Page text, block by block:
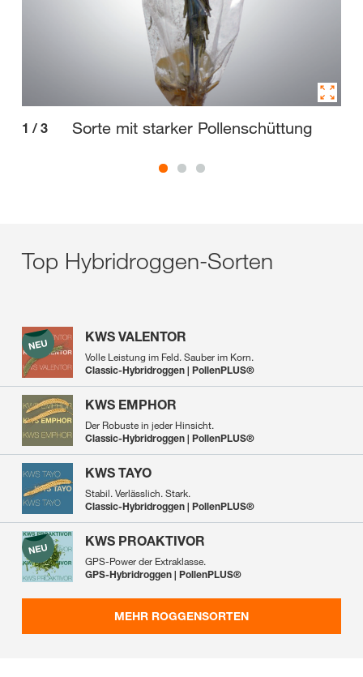
1 / 3 Sorte mit starker Pollenschüttung
Top Hybridroggen-Sorten
KWS VALENTOR
Volle Leistung im Feld. Sauber im Korn.
Classic-Hybridroggen | PollenPLUS®
KWS EMPHOR
Der Robuste in jeder Hinsicht.
Classic-Hybridroggen | PollenPLUS®
KWS TAYO
Stabil. Verlässlich. Stark.
Classic-Hybridroggen | PollenPLUS®
KWS PROAKTIVOR
GPS-Power der Extraklasse.
GPS-Hybridroggen | PollenPLUS®
MEHR ROGGENSORTEN